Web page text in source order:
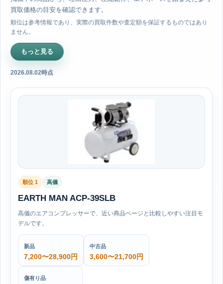
買取価格の目安を確認できます。
順位は参考情報であり、実際の買取件数や査定額を保証するものではあり
ません。
もっと見る
2026.08.02時点
順位 1 高儀
EARTH MAN ACP-39SLB
高儀のエアコンプレッサーで、近い商品ページと比較しやすい注目モ
デルです。
新品
7,200〜28,900円
中古品
3,600〜21,700円
傷有り品